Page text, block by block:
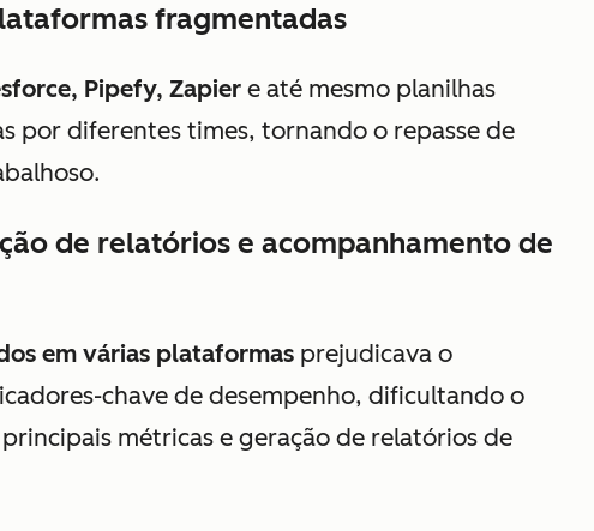
fragmentadas
Pipefy, Zapier e até mesmo planilhas
por diferentes times, tornando o repasse de
de relatórios e acompanhamento de
em várias plataformas prejudicava o
chave de desempenho, dificultando o
métricas e geração de relatórios de